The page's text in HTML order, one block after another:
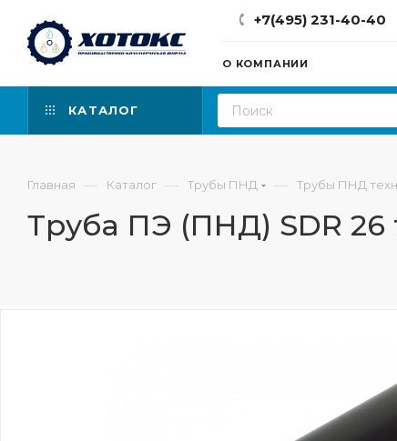
+7(495) 231-40-40
О КОМПАНИИ
КАТАЛОГ
Главная — Каталог — Трубы ПНД — Трубы ПНД
Труба ПЭ (ПНД) SDR 26